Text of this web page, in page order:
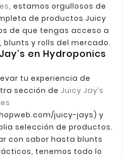
, estamos orgullosos de
de productos Juicy
de que tengas acceso a
blunts y rolls del mercado.
en Hydroponics
tu experiencia de
sección de Juicy Jay’s
juicy-jays) y
selección de productos.
con sabor hasta blunts
tenemos todo lo